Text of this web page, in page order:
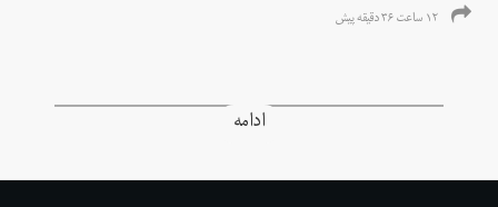
۱۲ ساعت ۳۶ دقیقه پیش
ادامه